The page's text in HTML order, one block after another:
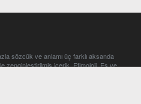
sözcük ve anlamı üç farklı aksanda
zenginleştirilmiş içerik. Etimoloji, Eş ve